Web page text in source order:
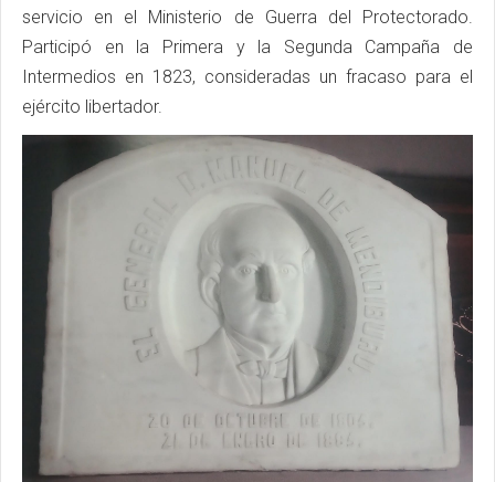
servicio en el Ministerio de Guerra del Protectorado.
Participó en la Primera y la Segunda Campaña de
Intermedios en 1823, consideradas un fracaso para el
ejército libertador.